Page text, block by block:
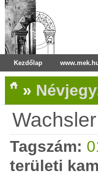
Kezdőlap
»
Tagszám:
területi